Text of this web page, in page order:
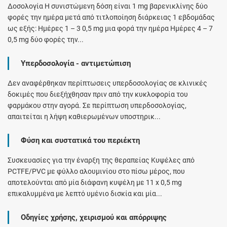
Δοσολογία Η συνιστώμενη δόση είναι 1 mg βαρενικλίνης δύο
φορές την ημέρα μετά από τιτλοποίηση διάρκειας 1 εβδομάδας
ως εξής: Ημέρες 1 – 3 0,5 mg μια φορά την ημέρα Ημέρες 4 – 7
0,5 mg δύο φορές την...
Υπερδοσολογία - αντιμετώπιση
Δεν αναφέρθηκαν περίπτωσεις υπερδοσολογίας σε κλινικές
δοκιμές που διεξήχθησαν πριν από την κυκλοφορία του
φαρμάκου στην αγορά. Σε περίπτωση υπερδοσολογίας,
απαιτείται η λήψη καθιερωμένων υποστηρικ...
Φύση και συστατικά του περιέκτη
Συσκευασίες για την έναρξη της θεραπείας Κυψέλες από
PCTFE/PVC με φύλλο αλουμινίου στο πίσω μέρος, που
αποτελούνται από μία διάφανη κυψέλη με 11 x 0,5 mg
επικαλυμμένα με λεπτό υμένιο δισκία και μία...
Οδηγίες χρήσης, χειρισμού και απόρριψης